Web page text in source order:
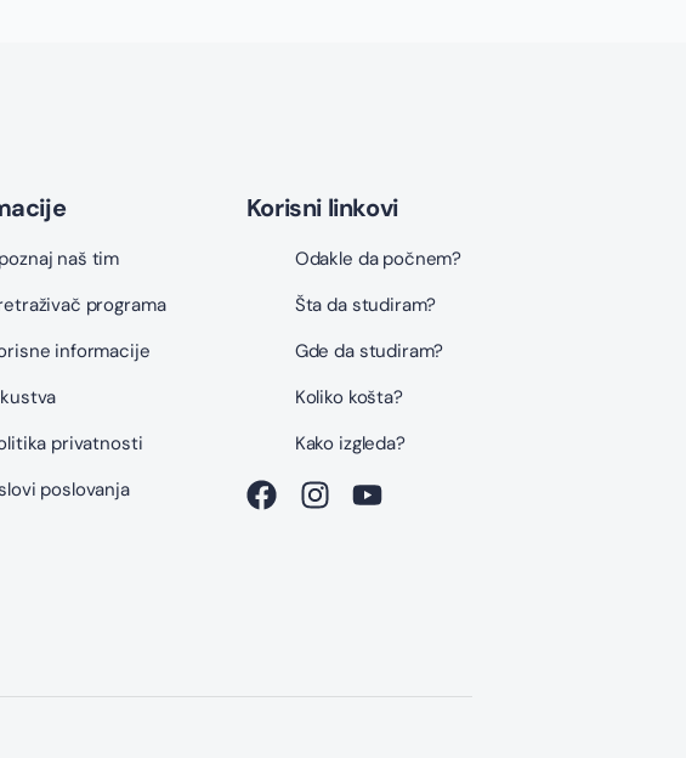
naš tim
programa
informacije
privatnosti
poslovanja
Korisni linkovi
Odakle da počnem?
Šta da studiram?
Gde da studiram?
Koliko košta?
Kako izgleda?